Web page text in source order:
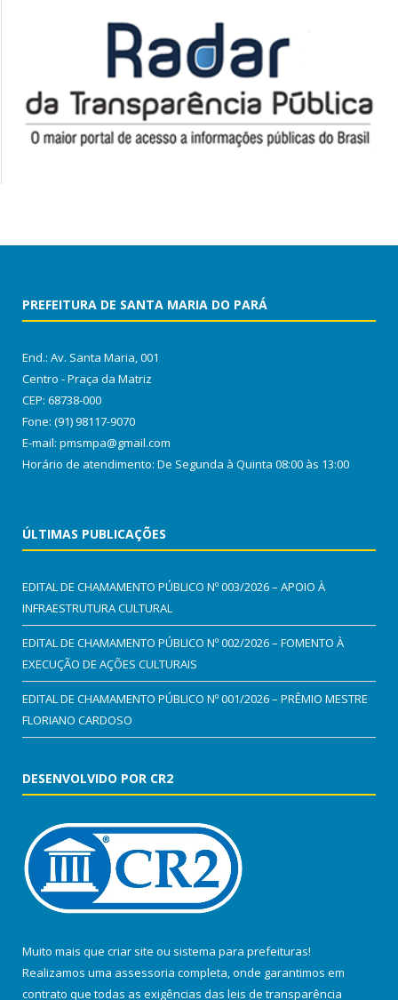
PREFEITURA DE SANTA MARIA DO PARÁ
End.: Av. Santa Maria, 001
Centro - Praça da Matriz
CEP: 68738-000
Fone: (91) 98117-9070
E-mail: pmsmpa@gmail.com
Horário de atendimento: De Segunda à Quinta 08:00 às 13:00
ÚLTIMAS PUBLICAÇÕES
EDITAL DE CHAMAMENTO PÚBLICO Nº 003/2026 – APOIO À
INFRAESTRUTURA CULTURAL
EDITAL DE CHAMAMENTO PÚBLICO Nº 002/2026 – FOMENTO À
EXECUÇÃO DE AÇÕES CULTURAIS
EDITAL DE CHAMAMENTO PÚBLICO Nº 001/2026 – PRÊMIO MESTRE
FLORIANO CARDOSO
DESENVOLVIDO POR CR2
Muito mais que criar site ou sistema para prefeituras!
Realizamos uma assessoria completa, onde garantimos em
contrato que todas as exigências das leis de transparência